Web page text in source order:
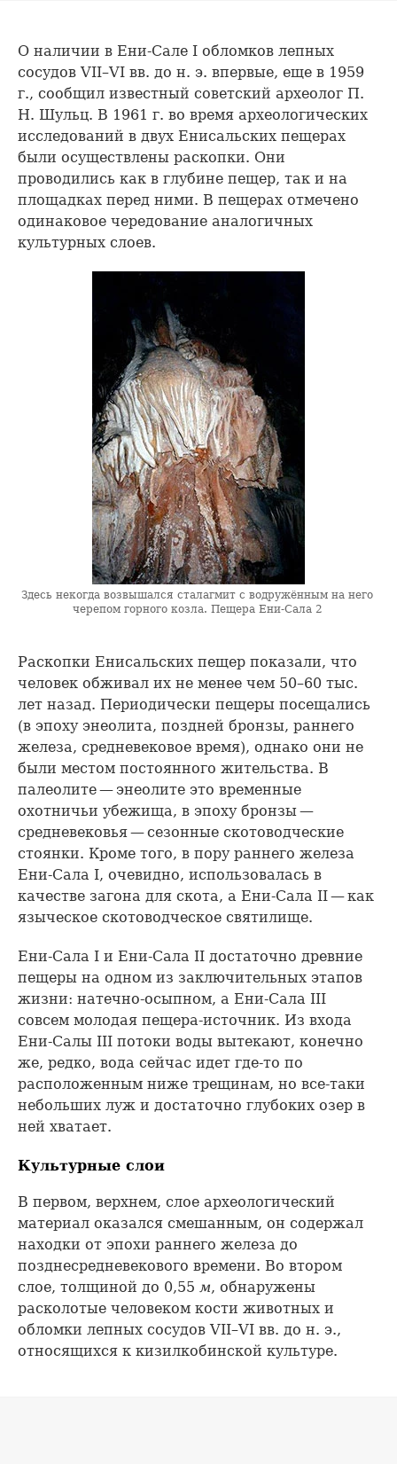
О наличии в Ени-Сале I обломков лепных
сосудов VII–VI вв. до н. э. впервые, еще в 1959
г., сообщил известный советский археолог П.
Н. Шульц. В 1961 г. во время археологических
исследований в двух Енисальских пещерах
были осуществлены раскопки. Они
проводились как в глубине пещер, так и на
площадках перед ними. В пещерах отмечено
одинаковое чередование аналогичных
культурных слоев.
Здесь некогда возвышался сталагмит с водружённым на него
черепом горного козла. Пещера Ени-Сала 2
Раскопки Енисальских пещер показали, что
человек обживал их не менее чем 50–60 тыс.
лет назад. Периодически пещеры посещались
(в эпоху энеолита, поздней бронзы, раннего
железа, средневековое время), однако они не
были местом постоянного жительства. В
палеолите — энеолите это временные
охотничьи убежища, в эпоху бронзы —
средневековья — сезонные скотоводческие
стоянки. Кроме того, в пору раннего железа
Ени-Сала I, очевидно, использовалась в
качестве загона для скота, а Ени-Сала II — как
языческое скотоводческое святилище.
Ени-Сала I и Ени-Сала II достаточно древние
пещеры на одном из заключительных этапов
жизни: натечно-осыпном, а Ени-Сала III
совсем молодая пещера-источник. Из входа
Ени-Салы III потоки воды вытекают, конечно
же, редко, вода сейчас идет где-то по
расположенным ниже трещинам, но все-таки
небольших луж и достаточно глубоких озер в
ней хватает.
Культурные слои
В первом, верхнем, слое археологический
материал оказался смешанным, он содержал
находки от эпохи раннего железа до
позднесредневекового времени. Во втором
слое, толщиной до 0,55 м, обнаружены
расколотые человеком кости животных и
обломки лепных сосудов VII–VI вв. до н. э.,
относящихся к кизилкобинской культуре.